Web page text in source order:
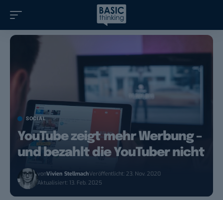
SOCIAL
YouTube zeigt mehr Werbung –
und bezahlt die YouTuber nicht
vonVivien StellmachVeröffentlicht: 23. Nov. 2020
Aktualisiert: 13. Feb. 2025